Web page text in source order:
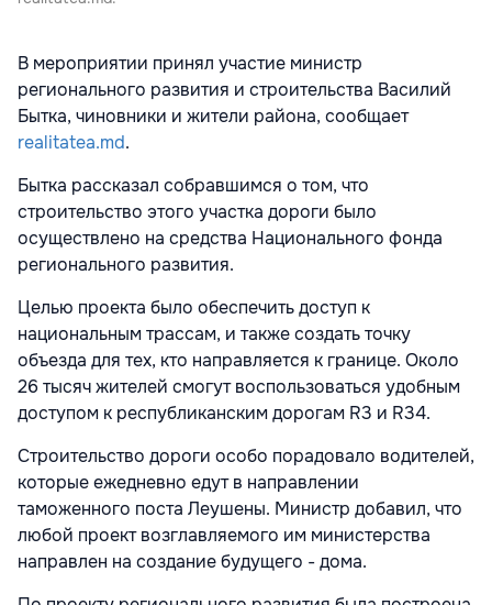
В мероприятии принял участие министр
регионального развития и строительства Василий
Бытка, чиновники и жители района, сообщает
realitatea.md.
Бытка рассказал собравшимся о том, что
строительство этого участка дороги было
осуществлено на средства Национального фонда
регионального развития.
Целью проекта было обеспечить доступ к
национальным трассам, и также создать точку
объезда для тех, кто направляется к границе. Около
26 тысяч жителей смогут воспользоваться удобным
доступом к республиканским дорогам R3 и R34.
Строительство дороги особо порадовало водителей,
которые ежедневно едут в направлении
таможенного поста Леушены. Министр добавил, что
любой проект возглавляемого им министерства
направлен на создание будущего - дома.